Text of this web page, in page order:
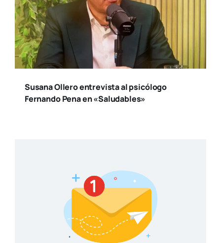
Susana Ollero entrevista al psicólogo
Fernando Pena en «Saludables»